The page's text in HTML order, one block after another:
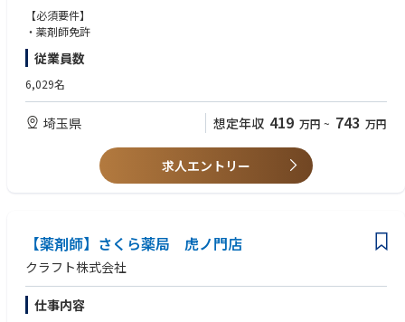
充実した手当や福利厚生、育児支援制度、安定した経営基盤を持っている
ため、長く働いていただけます
も45％と高い水準です
全国に800店舗以上展開。転居の際も店舗を異動するだけでスムーズに新
生活スタートが可能です
＜薬剤師として成長、活躍できる環境＞
中途入社者への導入・フォロー研修が充実しており、安心してキャリアを
スタートしていただけます
躍できる環境です
業界トップクラスの認定薬局数や多様な店舗を展開しているため、ご自身
の志向性に合わせて異動することも可能です
現場での調剤業務にとどまらず、本社業務や複数店舗のマネージャー業務
など大手調剤チェーンならではの多様なキャリアパスがあります。
【必須要件】
・薬剤師免許
従業員数
6,029名
埼玉県 想定年収 419 万円 ~ 743 万円
求人エントリー
【薬剤師】さくら薬局 虎ノ門店
クラフト株式会社
仕事内容